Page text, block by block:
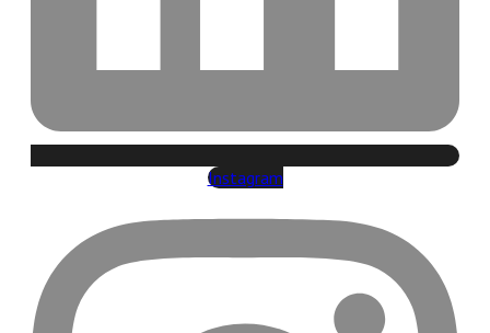
Instagram